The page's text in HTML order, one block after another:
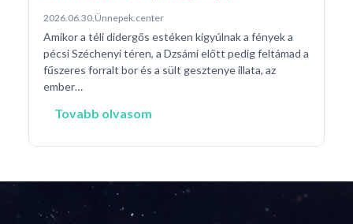
2026.06.30. Ünnepek.center
Amikor a téli didergős estéken kigyúlnak a fények a
pécsi Széchenyi téren, a Dzsámi előtt pedig feltámad a
fűszeres forralt bor és a sült gesztenye illata, az
ember…
Tovabb olvasom